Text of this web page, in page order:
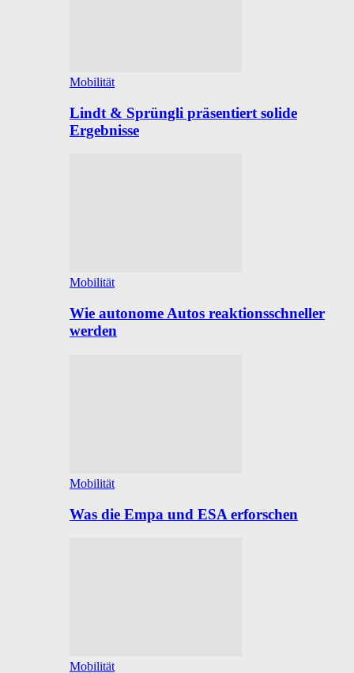
Mobilität
Lindt & Sprüngli präsentiert solide
Ergebnisse
Mobilität
Wie autonome Autos reaktionsschneller
werden
Mobilität
Was die Empa und ESA erforschen
Mobilität